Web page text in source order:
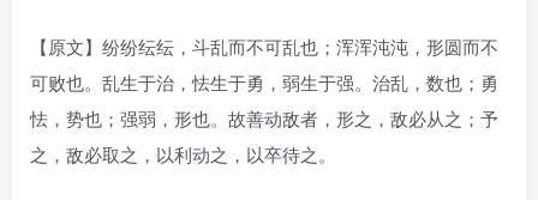
【原文】纷纷纭纭，斗乱而不可乱也；浑浑沌沌，形圆而不
可败也。乱生于治，怯生于勇，弱生于强。治乱，数也；勇
怯，势也；强弱，形也。故善动敌者，形之，敌必从之；予
之，敌必取之，以利动之，以卒待之。